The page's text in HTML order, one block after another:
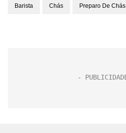
Barista Chás Preparo De Chás